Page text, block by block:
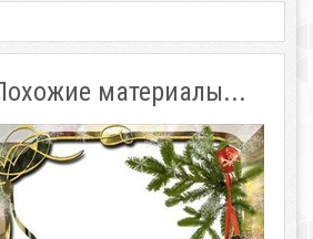
материалы...